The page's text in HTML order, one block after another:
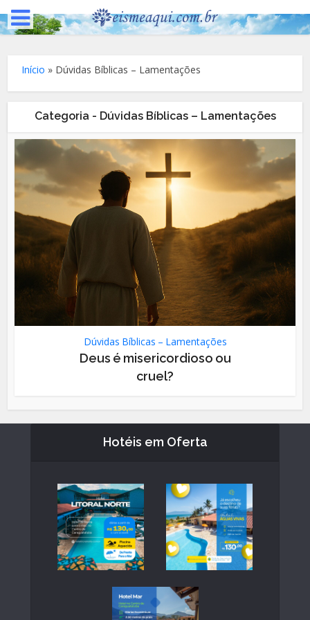
Início » Dúvidas Bíblicas – Lamentações
Categoria - Dúvidas Bíblicas – Lamentações
Dúvidas Bíblicas – Lamentações
Deus é misericordioso ou
cruel?
Hotéis em Oferta